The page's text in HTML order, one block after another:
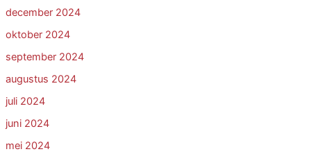
december 2024
oktober 2024
september 2024
augustus 2024
juli 2024
juni 2024
mei 2024